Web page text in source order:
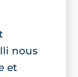
nous
et